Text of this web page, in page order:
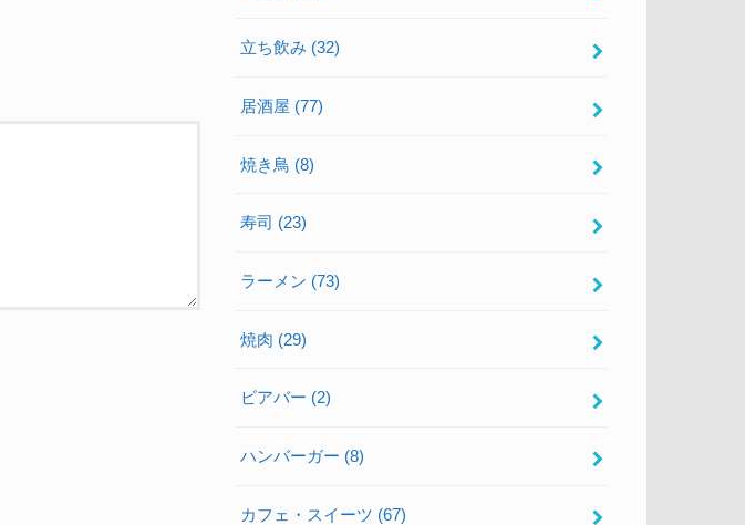
立ち飲み (32)
居酒屋 (77)
焼き鳥 (8)
寿司 (23)
ラーメン (73)
焼肉 (29)
ビアバー (2)
ハンバーガー (8)
カフェ・スイーツ (67)